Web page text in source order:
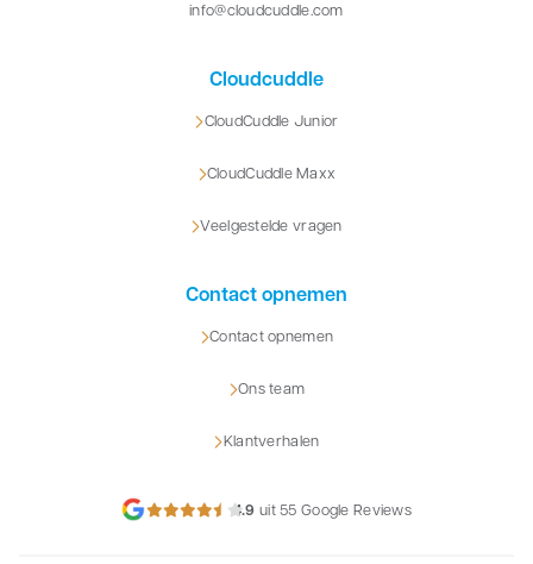
info@cloudcuddle.com
Cloudcuddle
CloudCuddle Junior
CloudCuddle Maxx
Veelgestelde vragen
Contact opnemen
Contact opnemen
Ons team
Klantverhalen
4.9 uit 55 Google Reviews